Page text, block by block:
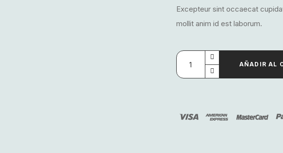
Excepteur sint occaecat
mollit anim id est laborum.
AÑADIR AL